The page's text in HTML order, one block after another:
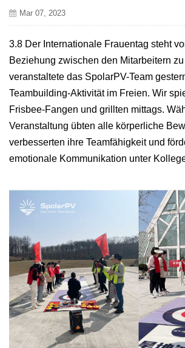
Mar 07, 2023
3.8 Der Internationale Frauentag steht
Beziehung zwischen den Mitarbeitern
veranstaltete das SpolarPV-Team
Teambuilding-Aktivität im Freien. Wir
Frisbee-Fangen und grillten mittags.
Veranstaltung übten alle körperliche
verbesserten ihre Teamfähigkeit und
emotionale Kommunikation unter